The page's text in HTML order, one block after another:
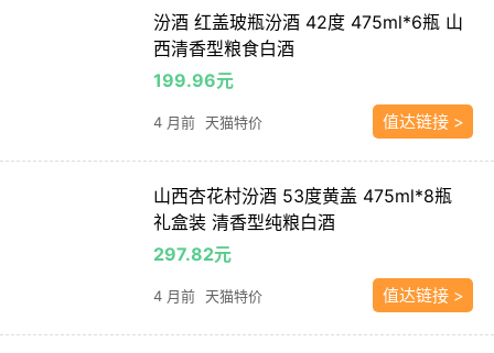
汾酒 红盖玻瓶汾酒 42度 475ml*6瓶 山
西清香型粮食白酒
199.96元
4 月前 天猫特价 值达链接 >
山西杏花村汾酒 53度黄盖 475ml*8瓶
礼盒装 清香型纯粮白酒
297.82元
4 月前 天猫特价 值达链接 >